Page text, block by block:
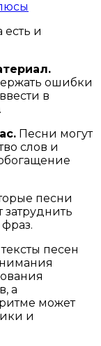
есть и
ошибки
в
Песни могут
слов и
песни
песен
а
может
и